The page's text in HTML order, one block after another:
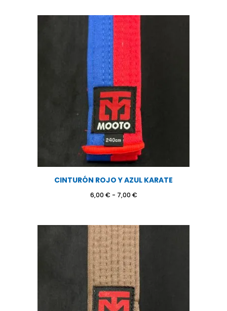
6,00 €
7,00 €
CINTURÓN ROJO Y AZUL KARATE
6,00 € - 7,00 €Rango
6,00 €
hasta
7,00 €